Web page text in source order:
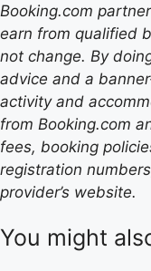
Booking.com
earn from qualified
not change. By
advice and a
activity and
from Booking.com
fees, booking
registration
provider’s website.
You might